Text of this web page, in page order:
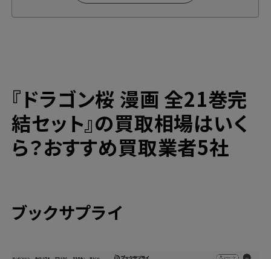
『ドラゴン桜』各種DVD・DVD-BOX【Blu-
ray】買取
今なら期間限定のキャンペーンも開催中！
『ドラゴン桜 漫画 全21巻完
結セット』の買取相場はいく
ら？おすすめ買取業者5社
ブックサプライ